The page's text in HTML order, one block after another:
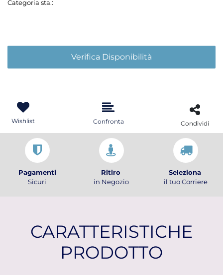
Categoria sta.:
Verifica Disponibilità
Wishlist Confronta Condividi
Pagamenti
Sicuri
Ritiro
in Negozio
Seleziona
il tuo Corriere
CARATTERISTICHE
PRODOTTO